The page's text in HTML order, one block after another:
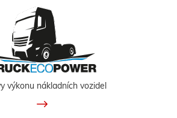
výkonu nákladních vozidel